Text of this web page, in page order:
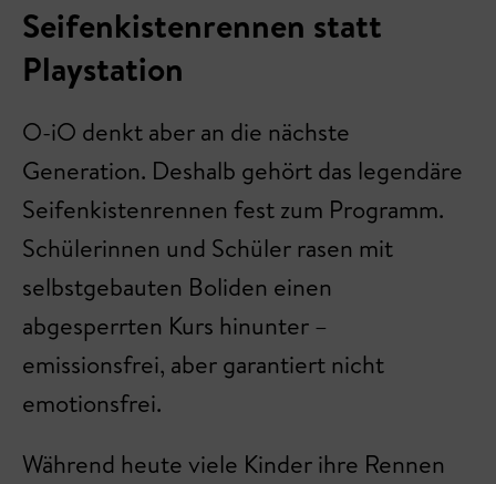
Seifenkistenrennen statt
Playstation
O-iO denkt aber an die nächste
Generation. Deshalb gehört das legendäre
Seifenkistenrennen fest zum Programm.
Schülerinnen und Schüler rasen mit
selbstgebauten Boliden einen
abgesperrten Kurs hinunter –
emissionsfrei, aber garantiert nicht
emotionsfrei.
Während heute viele Kinder ihre Rennen